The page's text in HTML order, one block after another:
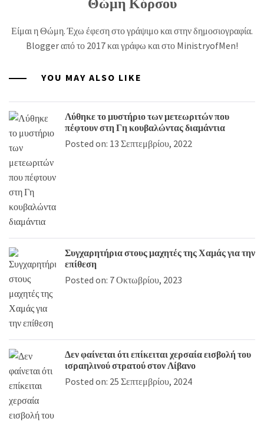
Είμαι η Θώμη. Έχω έφεση στο γράψιμο και στην δημοσιογραφία.
Blogger από το 2017 και γράφω και στο MinistryofMen!
YOU MAY ALSO LIKE
Λύθηκε το μυστήριο των μετεωριτών που
πέφτουν στη Γη κουβαλώντας διαμάντια
Posted on: 13 Σεπτεμβρίου, 2022
Συγχαρητήρια στους μαχητές της Χαμάς για την
επίθεση
Posted on: 7 Οκτωβρίου, 2023
Δεν φαίνεται ότι επίκειται χερσαία εισβολή του
ισραηλινού στρατού στον Λίβανο
Posted on: 25 Σεπτεμβρίου, 2024